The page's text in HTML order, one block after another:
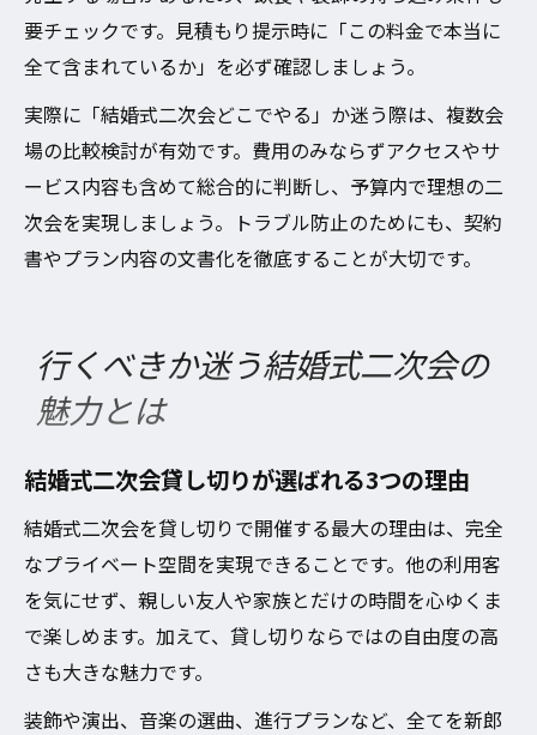
要チェックです。見積もり提示時に「この料金で本当に
全て含まれているか」を必ず確認しましょう。
実際に「結婚式二次会どこでやる」か迷う際は、複数会
場の比較検討が有効です。費用のみならずアクセスやサ
ービス内容も含めて総合的に判断し、予算内で理想の二
次会を実現しましょう。トラブル防止のためにも、契約
書やプラン内容の文書化を徹底することが大切です。
行くべきか迷う結婚式二次会の
魅力とは
結婚式二次会貸し切りが選ばれる3つの理由
結婚式二次会を貸し切りで開催する最大の理由は、完全
なプライベート空間を実現できることです。他の利用客
を気にせず、親しい友人や家族とだけの時間を心ゆくま
で楽しめます。加えて、貸し切りならではの自由度の高
さも大きな魅力です。
装飾や演出、音楽の選曲、進行プランなど、全てを新郎